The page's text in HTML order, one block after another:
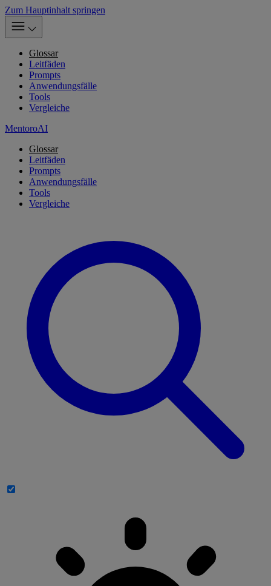
Zum Hauptinhalt springen
Glossar
Leitfäden
Prompts
Anwendungsfälle
Tools
Vergleiche
MentoroAI
Glossar
Leitfäden
Prompts
Anwendungsfälle
Tools
Vergleiche